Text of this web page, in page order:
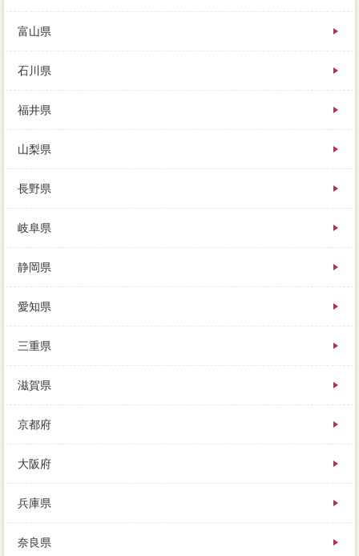
富山県
石川県
福井県
山梨県
長野県
岐阜県
静岡県
愛知県
三重県
滋賀県
京都府
大阪府
兵庫県
奈良県